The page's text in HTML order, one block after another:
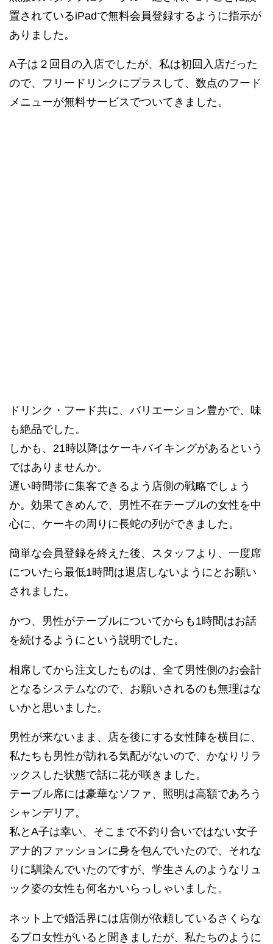
置されているiPadで無料会員登録するように指示が
ありました。
A子は２回目の入店でしたが、私は初回入店だった
ので、フリードリンクにプラスして、数点のフード
メニューが無料サービスでついてきました。
ドリンク・フード共に、バリエーション豊かで、味
も絶品でした。
しかも、21時以降はケーキバイキングがあるという
ではありませんか。
遅い時間帯に集客できるよう店側の戦略でしょう
か。効果てきめんで、男性不在テーブルの女性を中
心に、ケーキの周りに長蛇の列ができました。
簡単な会員登録を終えた後、スタッフより、一度席
についたら最低1時間は退店しないようにとお願い
されました。
かつ、男性がテーブルについてからも1時間はお話
を続けるようにという説明でした。
相席してから注文したものは、全て男性側のお会計
となるシステムなので、お願いされるのも無理はな
いかと思いました。
男性が来ないまま、店を後にする女性陣を横目に、
私たちも男性が訪れる気配がないので、かなりリラ
ックスした状態で話に花が咲きました。
テーブル席には豪華なソファ、照明は高額であろう
シャンデリア。
私とA子は幸い、そこまで不釣り合いではない女子
アナ的ファッションに身を包んでいたので、それな
りに馴染んでいたのですが、学生さんのようなリュ
ック姿の女性も何名かいらっしゃいました。
ネット上で婚活界には店側が依頼しているさくらな
るプロ女性がいると聞きましたが、私たちのように